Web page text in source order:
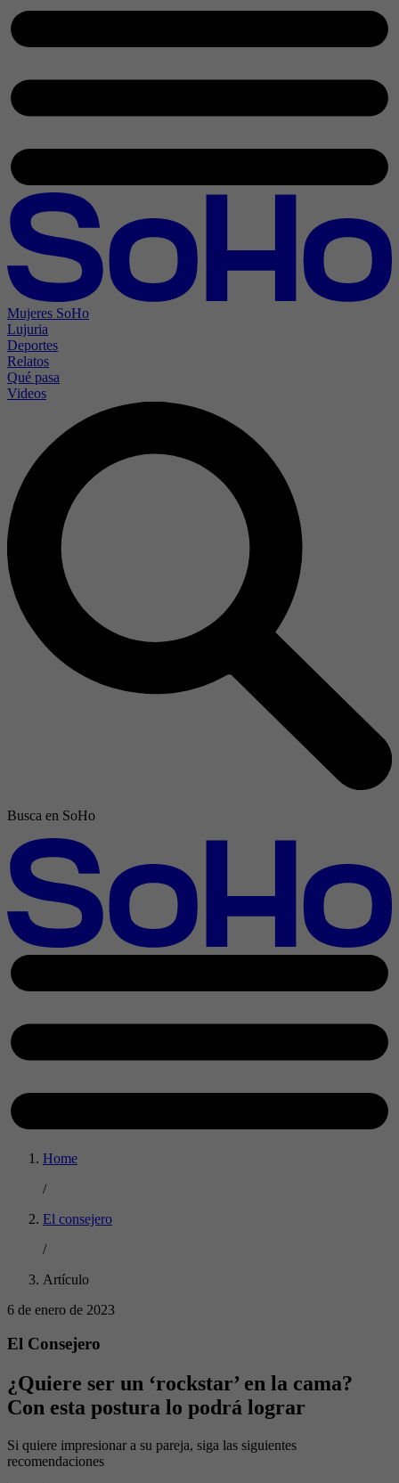
Mujeres SoHo
Lujuria
Deportes
Relatos
Qué pasa
Videos
Busca en SoHo
Home
/
El consejero
/
Artículo
6 de enero de 2023
El Consejero
¿Quiere ser un ‘rockstar’ en la cama?
Con esta postura lo podrá lograr
Si quiere impresionar a su pareja, siga las siguientes
recomendaciones